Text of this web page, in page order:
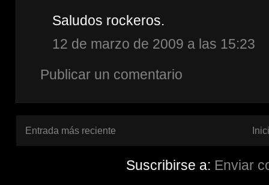
Saludos rockeros.
12 de marzo de 2009 a las 15:23
Publicar un comentario
Entrada más reciente
Suscribirse a: Enviar